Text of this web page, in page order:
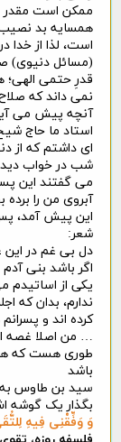
ممکن است مقدر
همسایه بد نصیب
است، لذا از خدا
(مسائل دنیوی)
قدرِ حتمی الهی؛
نمی داند که
آنچه پیش می
استاد ما حاج
ای داشتم که از
شب در خواب
می گفتند این
آبروی من را برده
این پیش آمد،
شعر:
دل بی غم در این
اگر باشد بنی آدم
یکی از
ندارم، بدان که
کرده اند و
… من اصلا غصه ای
طوری هست که هر
باشد
سید بن طاوس
بگذار یک گوشه
وَ وَفِّقْنِی فِیهِ